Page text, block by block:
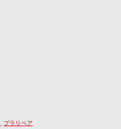
プラリペア